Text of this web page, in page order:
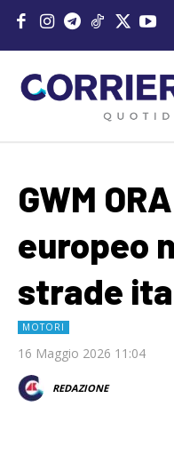
GWM
europeo
strade
MOTORI
16 Maggio 2026 11:04
REDAZIONE